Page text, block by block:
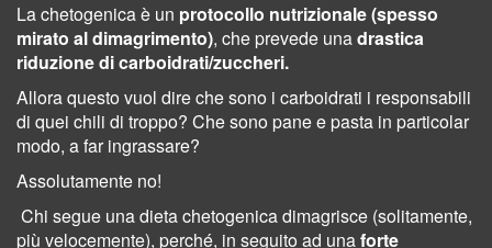
La chetogenica è un protocollo nutrizionale (spesso
mirato al dimagrimento), che prevede unadrastica
riduzione di carboidrati/zuccheri.
Allora questo vuol dire che sono i carboidrati i responsabili
di quei chili di troppo? Che sono pane e pasta in particolar
modo, a far ingrassare?
Assolutamente no!
Chi segue una dieta chetogenica dimagrisce (solitamente,
più velocemente), perché, in seguito ad unaforte